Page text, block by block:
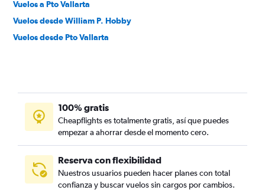
Vuelos a Pto Vallarta
Vuelos desde William P. Hobby
Vuelos desde Pto Vallarta
100% gratis
Cheapflights es totalmente gratis, así que puedes
empezar a ahorrar desde el momento cero.
Reserva con flexibilidad
Nuestros usuarios pueden hacer planes con total
confianza y buscar vuelos sin cargos por cambios.